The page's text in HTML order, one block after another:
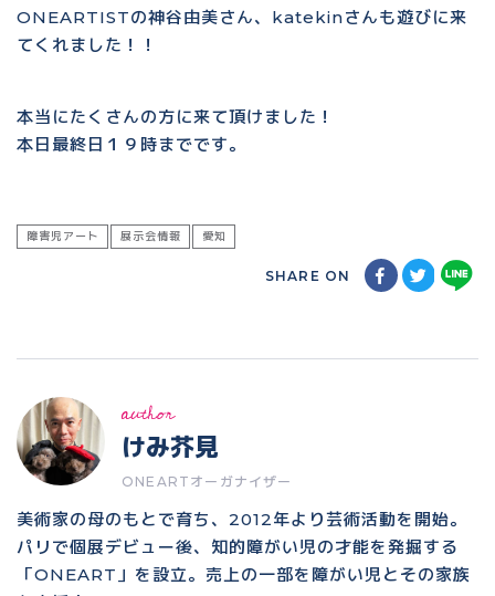
ONEARTISTの神谷由美さん、katekinさんも遊びに来
てくれました！！
本当にたくさんの方に来て頂けました！
本日最終日１９時までです。
障害児アート 展示会情報 愛知
SHARE ON
author
けみ芥見
ONEARTオーガナイザー
美術家の母のもとで育ち、2012年より芸術活動を開始。
パリで個展デビュー後、知的障がい児の才能を発掘する
「ONEART」を設立。売上の一部を障がい児とその家族